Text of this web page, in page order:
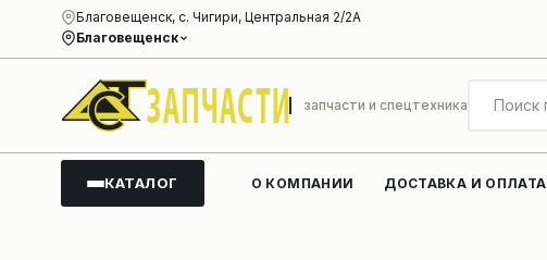
Благовещенск
Благовещенск, с. Чигири, Центральная 2/2А
запчасти и спецтехника
КАТАЛОГ О КОМПАНИИ ДОСТАВКА И ОПЛАТА